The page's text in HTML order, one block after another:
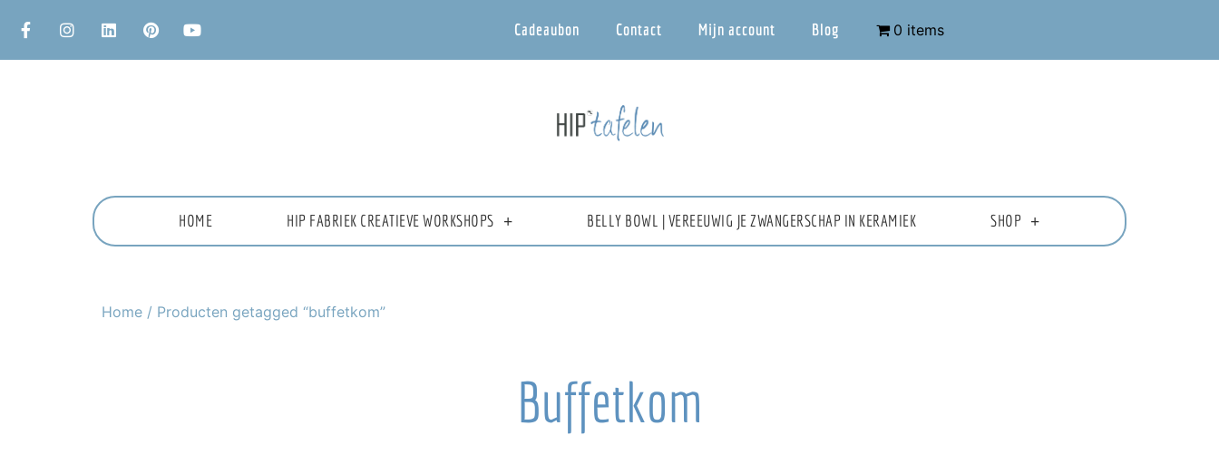
Cadeaubon Contact Mijn account Blog 0 items
HOME HIP FABRIEK CREATIEVE WORKSHOPS BELLY BOWL | VEREEUWIG JE ZWANGERSCHAP IN KERAMIEK SHOP
Home / Producten getagged “buffetkom”
Buffetkom